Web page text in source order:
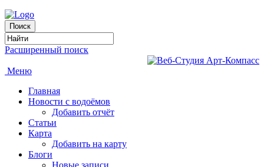
Расширенный поиск
Меню
Главная
Новости с водоёмов
Добавить отчёт
Статьи
Карта
Добавить на карту
Блоги
Новые записи